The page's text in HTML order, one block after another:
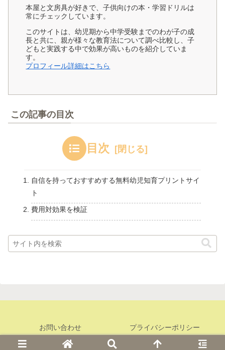
本屋と文房具が好きで、子供向けの本・学習ドリルは
常にチェックしています。
このサイトは、幼児期から中学受験までのわが子の成
長と共に、親が様々な教育法について調べ比較し、子
どもと実践する中で効果が高いものを紹介していま
す。
プロフィール詳細はこちら
この記事の目次
目次
自信を持っておすすめする無料幼児知育プリントサイ
ト
費用対効果を検証
お問い合わせ プライバシーポリシー
© 2020 こども教育ビルド.